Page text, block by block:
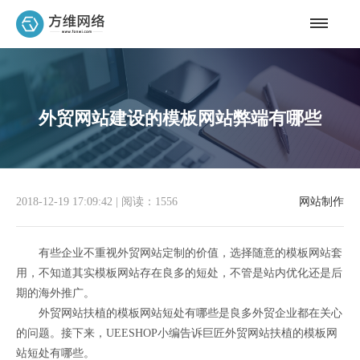
外贸网站建设的模板网站弊端有哪些
网站制作
2018-12-19 17:09:42 阅读：1556
有些企业不重视外贸网站定制的价值，选择随意的模板网站套
用，不知道其实模板网站存在良多的短处，不管是站内优化还是后
期的海外推广。
外贸网站扶植的模板网站短处有哪些是良多外贸企业都在关心
的问题。接下来，UEESHOP小编告诉巨匠外贸网站扶植的模板网
站短处有哪些。